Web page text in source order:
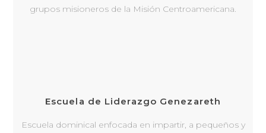
grupos misioneros de la Misión Centroamericana.
Escuela de Liderazgo Genezareth
Escuela dominical enfocada en impartir, a pequeños y